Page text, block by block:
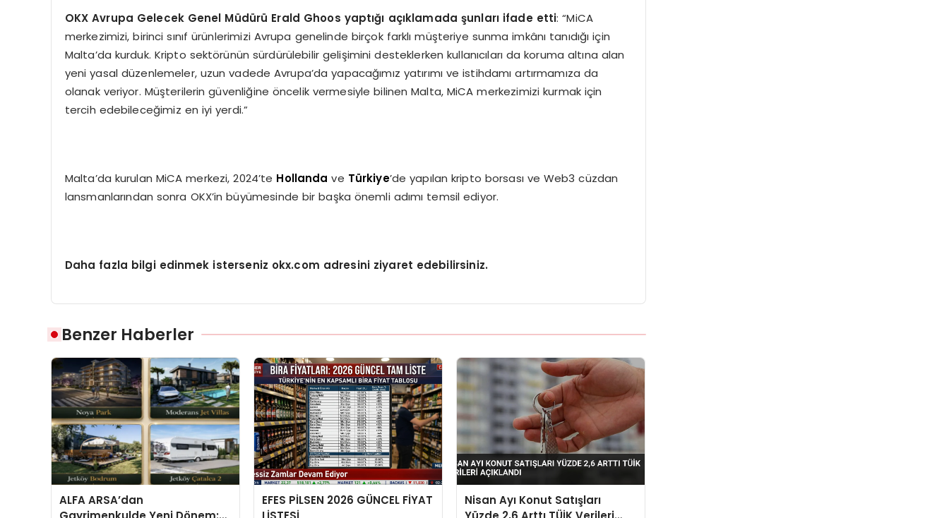
OKX Avrupa Gelecek Genel Müdürü Erald Ghoos yaptığı açıklamada şunları ifade etti: “MiCA
merkezimizi, birinci sınıf ürünlerimizi Avrupa genelinde birçok farklı müşteriye sunma imkânı tanıdığı için
Malta’da kurduk. Kripto sektörünün sürdürülebilir gelişimini desteklerken kullanıcıları da koruma altına alan
yeni yasal düzenlemeler, uzun vadede Avrupa’da yapacağımız yatırımı ve istihdamı artırmamıza da
olanak veriyor. Müşterilerin güvenliğine öncelik vermesiyle bilinen Malta, MiCA merkezimizi kurmak için
tercih edebileceğimiz en iyi yerdi.”
Malta’da kurulan MiCA merkezi, 2024’te Hollanda ve Türkiye’de yapılan kripto borsası ve Web3 cüzdan
lansmanlarından sonra OKX’in büyümesinde bir başka önemli adımı temsil ediyor.
Daha fazla bilgi edinmek isterseniz okx.com adresini ziyaret edebilirsiniz.
Benzer Haberler
ALFA ARSA’dan
EFES PİLSEN 2026 GÜNCEL FİYAT
Nisan Ayı Konut Satışları